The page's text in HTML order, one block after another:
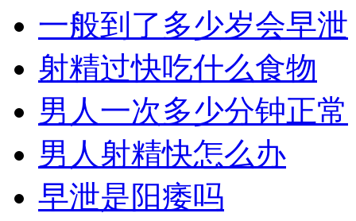
一般到了多少岁会早泄
射精过快吃什么食物
男人一次多少分钟正常
男人射精快怎么办
早泄是阳痿吗